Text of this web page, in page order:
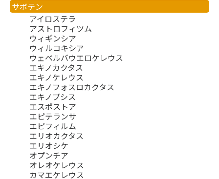
サボテン
アイロステラ
アストロフィツム
ウィギンシア
ウィルコキシア
ウェベルバウエロケレウス
エキノカクタス
エキノケレウス
エキノフォスロカクタス
エキノプシス
エスポストア
エピテランサ
エピフィルム
エリオカクタス
エリオシケ
オプンチア
オレオケレウス
カマエケレウス